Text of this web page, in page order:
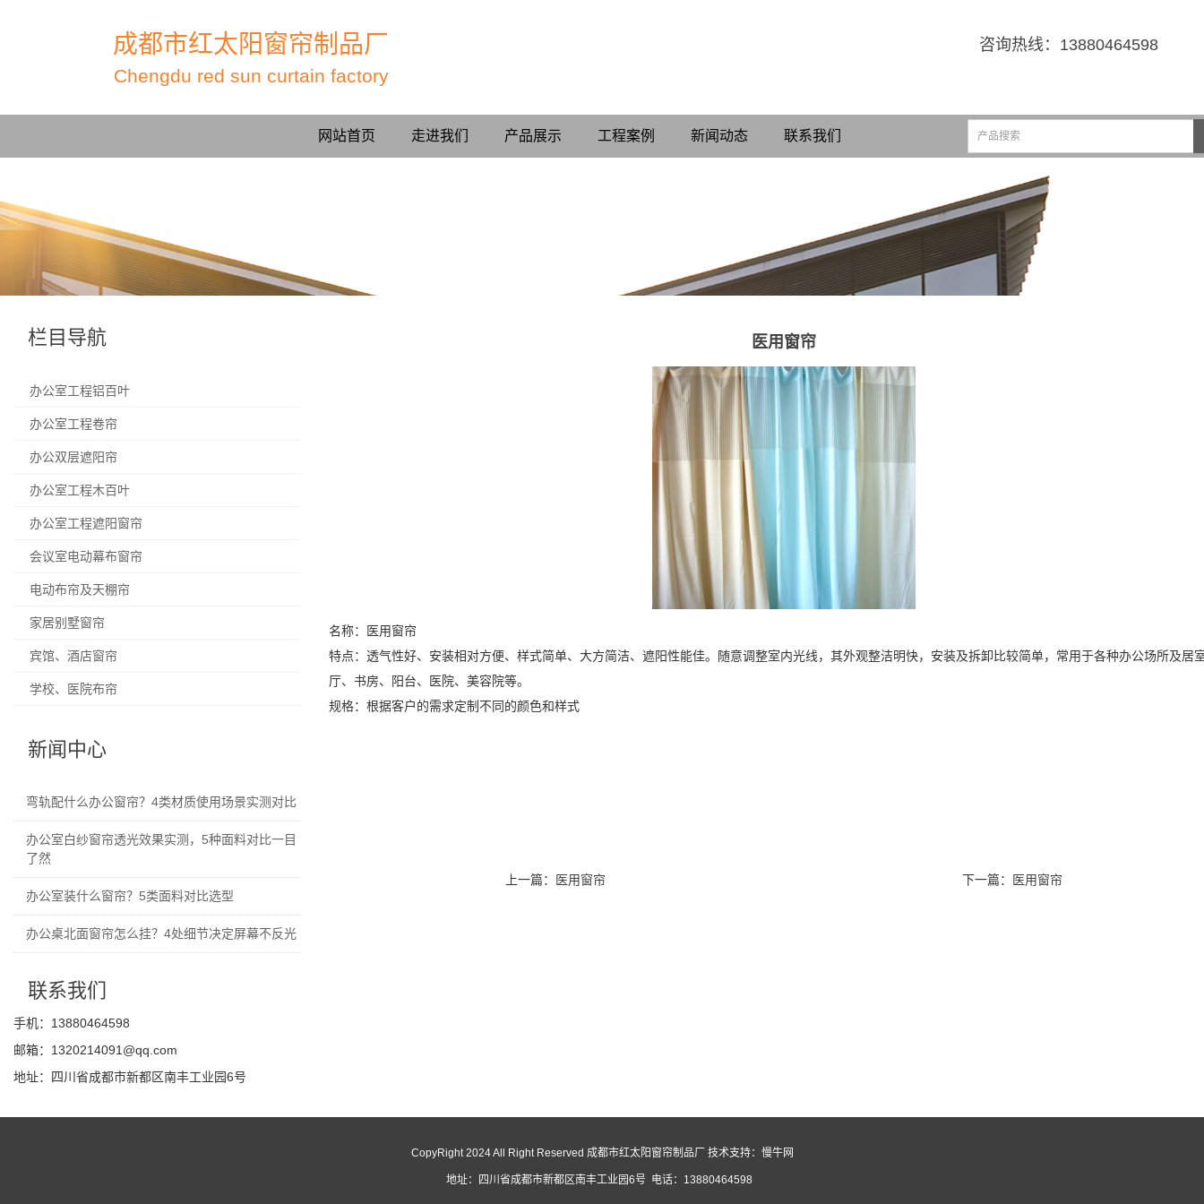
成都市红太阳窗帘制品厂
Chengdu red sun curtain factory
咨询热线： 13880464598
网站首页 走进我们 产品展示 工程案例 新闻动态 联系我们
医用窗帘
名称：医用窗帘
特点：透气性好、安装相对方便、样式简单、大方简洁、遮阳性能佳。随意调整室内光线，其外观整洁明快，安装及拆卸比较简单，常用于各种办公场所及居
厅、书房、阳台、医院、美容院等。
规格：根据客户的需求定制不同的颜色和样式
上一篇： 医用窗帘 下一篇： 医用窗帘
栏目导航
办公室工程铝百叶
办公室工程卷帘
办公双层遮阳帘
办公室工程木百叶
办公室工程遮阳窗帘
会议室电动幕布窗帘
电动布帘及天棚帘
家居别墅窗帘
宾馆、酒店窗帘
学校、医院布帘
新闻中心
弯轨配什么办公窗帘？4类材质使用场景实测对比
办公室白纱窗帘透光效果实测，5种面料对比一目
了然
办公室装什么窗帘？5类面料对比选型
办公桌北面窗帘怎么挂？4处细节决定屏幕不反光
联系我们
手机：13880464598
邮箱：1320214091@qq.com
地址：四川省成都市新都区南丰工业园6号
CopyRight 2024 All Right Reserved 成都市红太阳窗帘制品厂 技术支持： 慢牛网
地址：四川省成都市新都区南丰工业园6号 电话：13880464598